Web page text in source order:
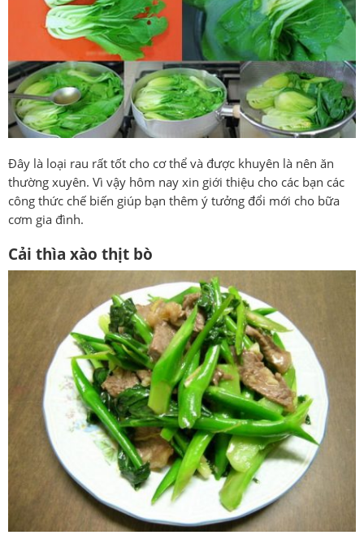
Đây là loại rau rất tốt cho cơ thể và được khuyên là nên ăn
thường xuyên. Vì vậy hôm nay xin giới thiệu cho các bạn các
công thức chế biến giúp bạn thêm ý tưởng đổi mới cho bữa
cơm gia đình.
Cải thìa xào thịt bò